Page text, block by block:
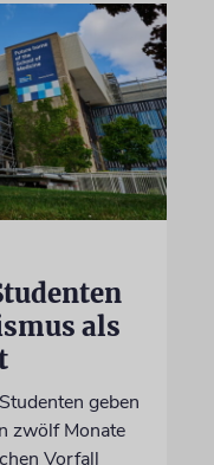
als
geben
zwölf Monate
Vorfall